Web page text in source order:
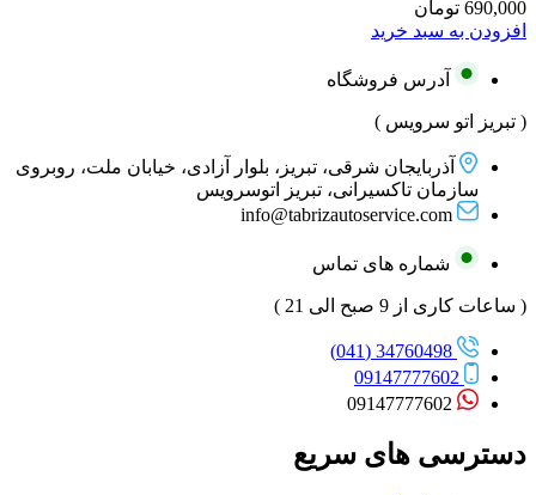
690,000 تومان
افزودن به سبد خرید
آدرس فروشگاه
( تبریز اتو سرویس )
آذربایجان شرقی، تبریز، بلوار آزادی، خیابان ملت، روبروی
سازمان تاکسیرانی، تبریز اتوسرویس
info@tabrizautoservice.com
شماره های تماس
( ساعات کاری از 9 صبح الی 21 )
34760498 (041)
09147777602
09147777602
دسترسی های سریع